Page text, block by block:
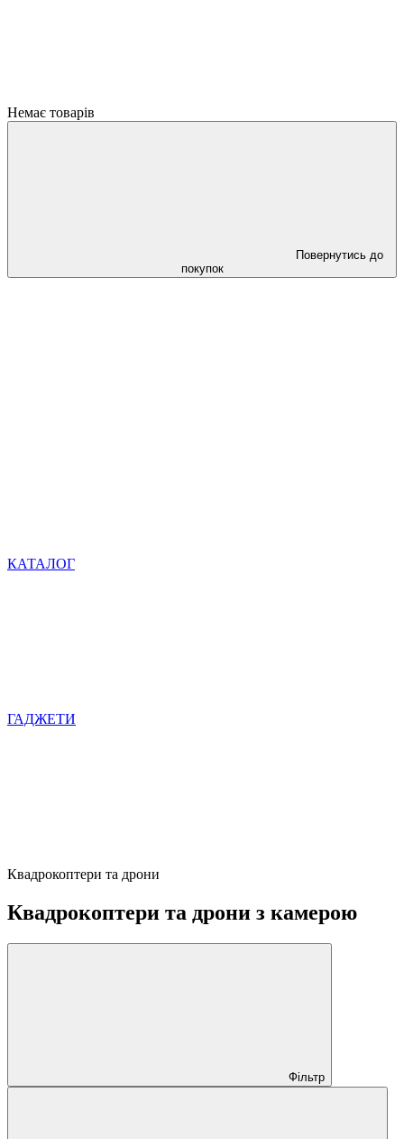
Немає товарів
Повернутись до
покупок
КАТАЛОГ
ГАДЖЕТИ
Квадрокоптери та дрони
Квадрокоптери та дрони з камерою
Фільтр